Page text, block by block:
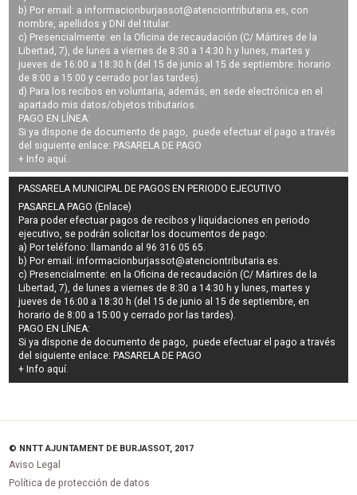
b) Por email: a informacionburjassot@atenciontributaria.es, con
nombre, apellidos y DNI del titular.
c) Presencialmente: en la Oficina de recaudación (C/ Mártires de la
Libertad, 7), de lunes a viernes de 8:30 a 14:30 h y lunes, martes y
jueves de 16:00 a 18:30 h (del 15 de junio al 15 de septiembre: horario
de 8:00 a 15:00 y cerrado por las tardes).
d) Para los recibos en voluntaria, además, en sede electrónica en el
apartado mis datos/objetos tributarios.
PAGO EN LÍNEA:
Si ya dispone de documento de pago, puede efectuar el pago a través
del siguiente enlace: PASARELA DE PAGO
+ Info aquí.
PASSARELA MUNICIPAL DE PAGOS EN PERIODO EJECUTIVO
PASARELA PAGO (Enlace)
Para poder efectuar pagos derecibos y liquidaciones en periodo
ejecutivo, se podrán solicitar los documentos de pago:
a) Por teléfono: llamando al 96 316 05 65.
b) Por email:informacionburjassot@atenciontributaria.es.
c) Presencialmente: en la Oficina de recaudación (C/ Mártires de la
Libertad, 7), de lunes a viernes de 8:30 a 14:30 h y lunes, martes y
jueves de 16:00 a 18:30 h (del 15 de junio al 15 de septiembre, en
horario de 8:00 a 15:00 y cerrado por las tardes).
PAGO EN LÍNEA:
Si ya dispone de documento de pago, puede efectuar el pago a través
del siguiente enlace: PASARELA DE PAGO
+ Info aquí.
© NNTT AJUNTAMENT DE BURJASSOT, 2017
Aviso Legal
Política de protección de datos